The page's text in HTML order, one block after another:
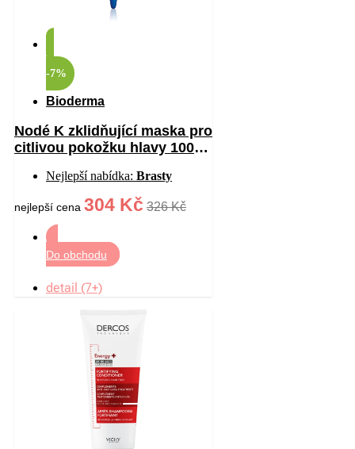
-7%
Bioderma
Nodé K zklidňující maska pro
citlivou pokožku hlavy 100
Nejlepší nabídka: Brasty
nejlepší cena 304 Kč 326 Kč
Do obchodu
detail (7+)